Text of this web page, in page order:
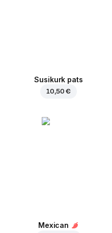
Susikurk pats
10,50 €
Mexican